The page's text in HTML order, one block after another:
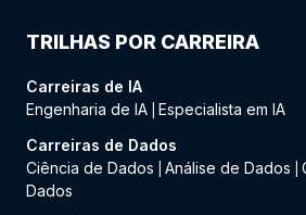
TRILHAS POR CARREIRA
Carreiras de IA
Engenharia de IA
Especialista em IA
Carreiras de Dados
Ciência de Dados
Análise de Dados
Dados